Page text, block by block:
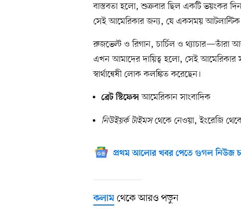
বাস্তবতা হলো, শুক্রবার ছিল একটি ভয়ংকর
সেই আমেরিকার জন্য, যে একসময় আটলান্টিক
রুজভেল্ট ও রিগান, চার্চিল ও
এখন আমাদের দায়িত্ব হলো, সেই আমেরিকার
স্বার্থান্বেষী লোক কলঙ্কিত করেছেন।
ব্রেট স্টিফেন্স আমেরিকান সাংবাদিক
নিউইয়র্ক টাইমসথেকে নেওয়া, ইংরেজি
প্রথম আলোর খবর পেতে গুগল নিউজ
কলাম থেকে আরও পড়ুন